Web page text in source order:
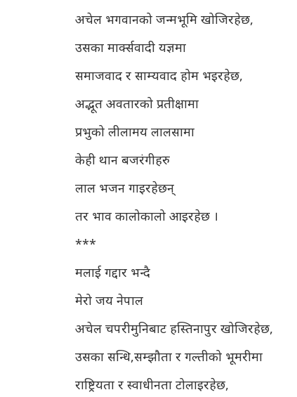
अचेल भगवानको जन्मभूमि खोजिरहेछ,
उसका मार्क्सवादी यज्ञमा
समाजवाद र साम्यवाद होम भइरहेछ,
अद्भूत अवतारको प्रतीक्षामा
प्रभुको लीलामय लालसामा
केही थान बजरंगीहरु
लाल भजन गाइरहेछन्
तर भाव कालोकालो आइरहेछ ।
***
मलाई गद्दार भन्दै
मेरो जय नेपाल
अचेल चपरीमुनिबाट हस्तिनापुर खोजिरहेछ,
उसका सन्धि,सम्झौता र गल्तीको भूमरीमा
राष्ट्रियता र स्वाधीनता टोलाइरहेछ,